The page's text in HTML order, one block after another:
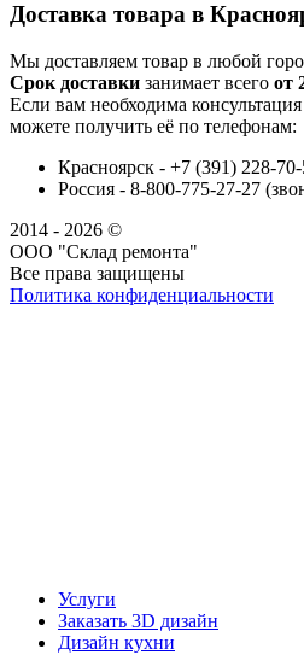
Доставка товара в
Мы доставляем товар в любой
Срок доставки занимает всего от
Если вам необходима
можете получить её по телефонам:
Красноярск - +7 (391) 228-
Россия - 8-800-775-27-27
2014 - 2026 ©
ООО "Склад ремонта"
Все права защищены
Политика конфиденциальности
Услуги
Заказать 3D дизайн
Дизайн кухни